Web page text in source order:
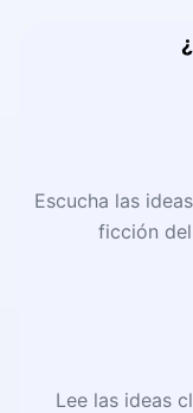
Escucha las
ficción
Lee las ideas